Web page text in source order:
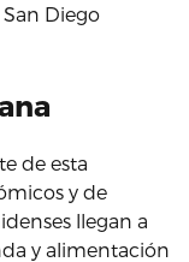
Diego
de esta
y de
llegan a
y alimentación